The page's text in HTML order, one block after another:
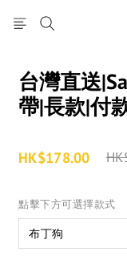
台灣直送
帶|長款|付
HK$178.00
點擊下方可選擇款式